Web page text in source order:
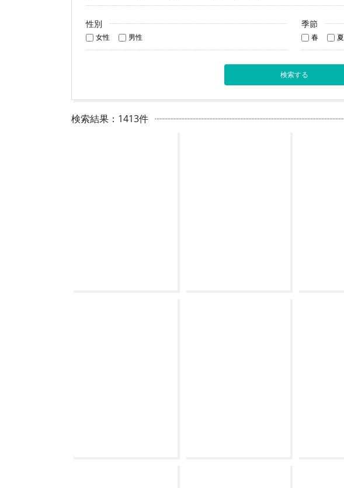
性別
女性 男性
季節
春 夏
検索結果：1413件